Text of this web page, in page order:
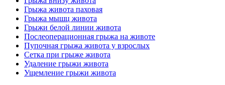
Грыжа живота паховая
Грыжа мышц живота
Грыжи белой линии живота
Послеоперационная грыжа на животе
Пупочная грыжа живота у взрослых
Сетка при грыже живота
Удаление грыжи живота
Ущемление грыжи живота